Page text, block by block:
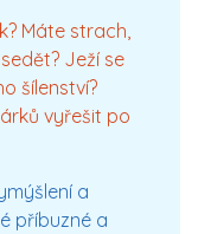
Máte strach,
Ježí se
šílenství?
vyřešit po
a
příbuzné a